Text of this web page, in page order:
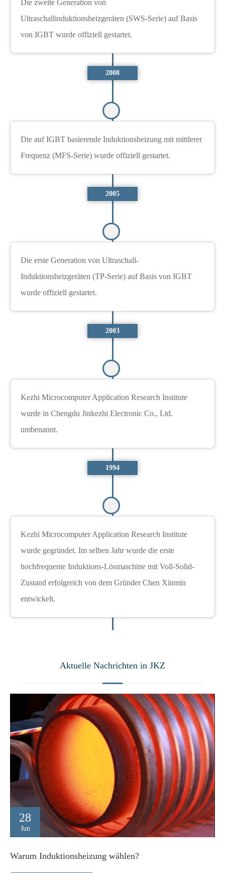
Die zweite Generation von
Ultraschallinduktionsheizgeräten (SWS-Serie) auf Basis
von IGBT wurde offiziell gestartet.
2008
Die auf IGBT basierende Induktionsheizung mit mittlerer
Frequenz (MFS-Serie) wurde offiziell gestartet.
2005
Die erste Generation von Ultraschall-
Induktionsheizgeräten (TP-Serie) auf Basis von IGBT
wurde offiziell gestartet.
2003
Kezhi Microcomputer Application Research Institute
wurde in Chengdu Jinkezhi Electronic Co., Ltd.
umbenannt.
1994
Kezhi Microcomputer Application Research Institute
wurde gegründet. Im selben Jahr wurde die erste
hochfrequente Induktions-Lösmaschine mit Voll-Solid-
Zustand erfolgreich von dem Gründer Chen Xinmin
entwickelt.
Aktuelle Nachrichten in JKZ
28
Jun
Warum Induktionsheizung wählen?